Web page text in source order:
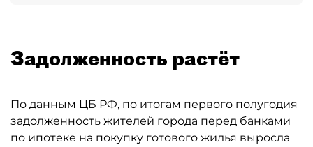
Задолженность растёт
По данным ЦБ РФ, по итогам первого полугодия
задолженность жителей города перед банками
по ипотеке на покупку готового жилья выросла